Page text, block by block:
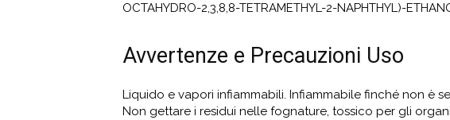
OCTAHYDRO-2,3,8,8-TETRAMETHYL-2-NAPHTHYL)-
Avvertenze e Precauzioni Uso
Liquido e vapori infiammabili. Infiammabile finché non è
Non gettare i residui nelle fognature, tossico per gli